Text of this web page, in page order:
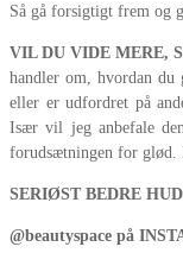
Så gå forsigtigt frem og
VIL DU VIDE MERE,
handler om, hvordan du
eller er udfordret på
Især vil jeg anbefale
forudsætningen for glød.
SERIØST BEDRE HUD
@beautyspace på